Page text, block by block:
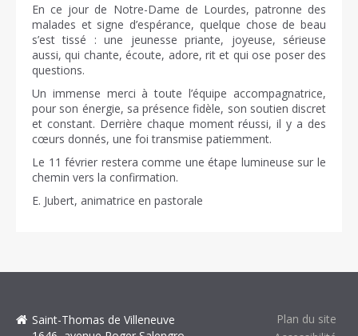
En ce jour de Notre-Dame de Lourdes, patronne des
malades et signe d’espérance, quelque chose de beau
s’est tissé : une jeunesse priante, joyeuse, sérieuse
aussi, qui chante, écoute, adore, rit et qui ose poser des
questions.
Un immense merci à toute l’équipe accompagnatrice,
pour son énergie, sa présence fidèle, son soutien discret
et constant. Derrière chaque moment réussi, il y a des
cœurs donnés, une foi transmise patiemment.
Le 11 février restera comme une étape lumineuse sur le
chemin vers la confirmation.
E. Jubert, animatrice en pastorale
Plan du site
Saint-Thomas de Villeneuve